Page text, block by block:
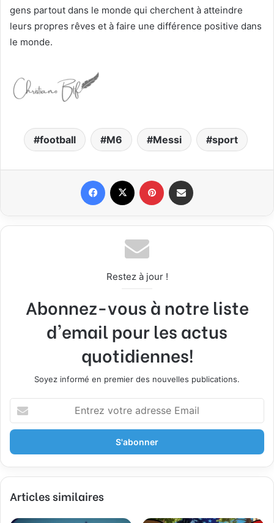
gens partout dans le monde qui cherchent à atteindre
leurs propres rêves et à faire une différence positive dans
le monde.
football M6 Messi sport
Facebook Pinterest
Restez à jour !
Abonnez-vous à notre liste
d'email pour les actus
quotidiennes!
Soyez informé en premier des nouvelles publications.
votre
adresse
Articles similaires